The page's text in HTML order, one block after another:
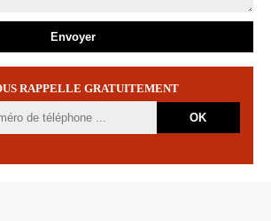
RAPPELLE GRATUITEMENT